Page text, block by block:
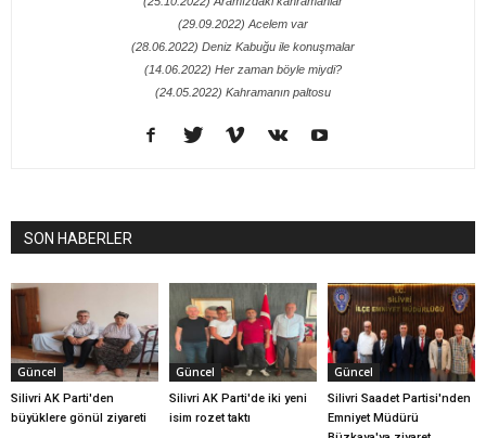
(29.09.2022) Acelem var
(28.06.2022) Deniz Kabuğu ile konuşmalar
(14.06.2022) Her zaman böyle miydi?
(24.05.2022) Kahramanın paltosu
SON HABERLER
Güncel
Silivri AK Parti'den
büyüklere gönül ziyareti
Güncel
Silivri AK Parti'de iki yeni
isim rozet taktı
Güncel
Silivri Saadet Partisi'nden
Emniyet Müdürü